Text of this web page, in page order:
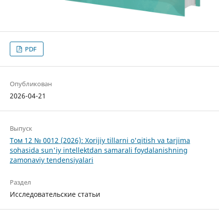
PDF
Опубликован
2026-04-21
Выпуск
Том 12 № 0012 (2026): Xorijiy tillarni o'qitish va tarjima
sohasida sun'iy intellektdan samarali foydalanishning
zamonaviy tendensiyalari
Раздел
Исследовательские статьи